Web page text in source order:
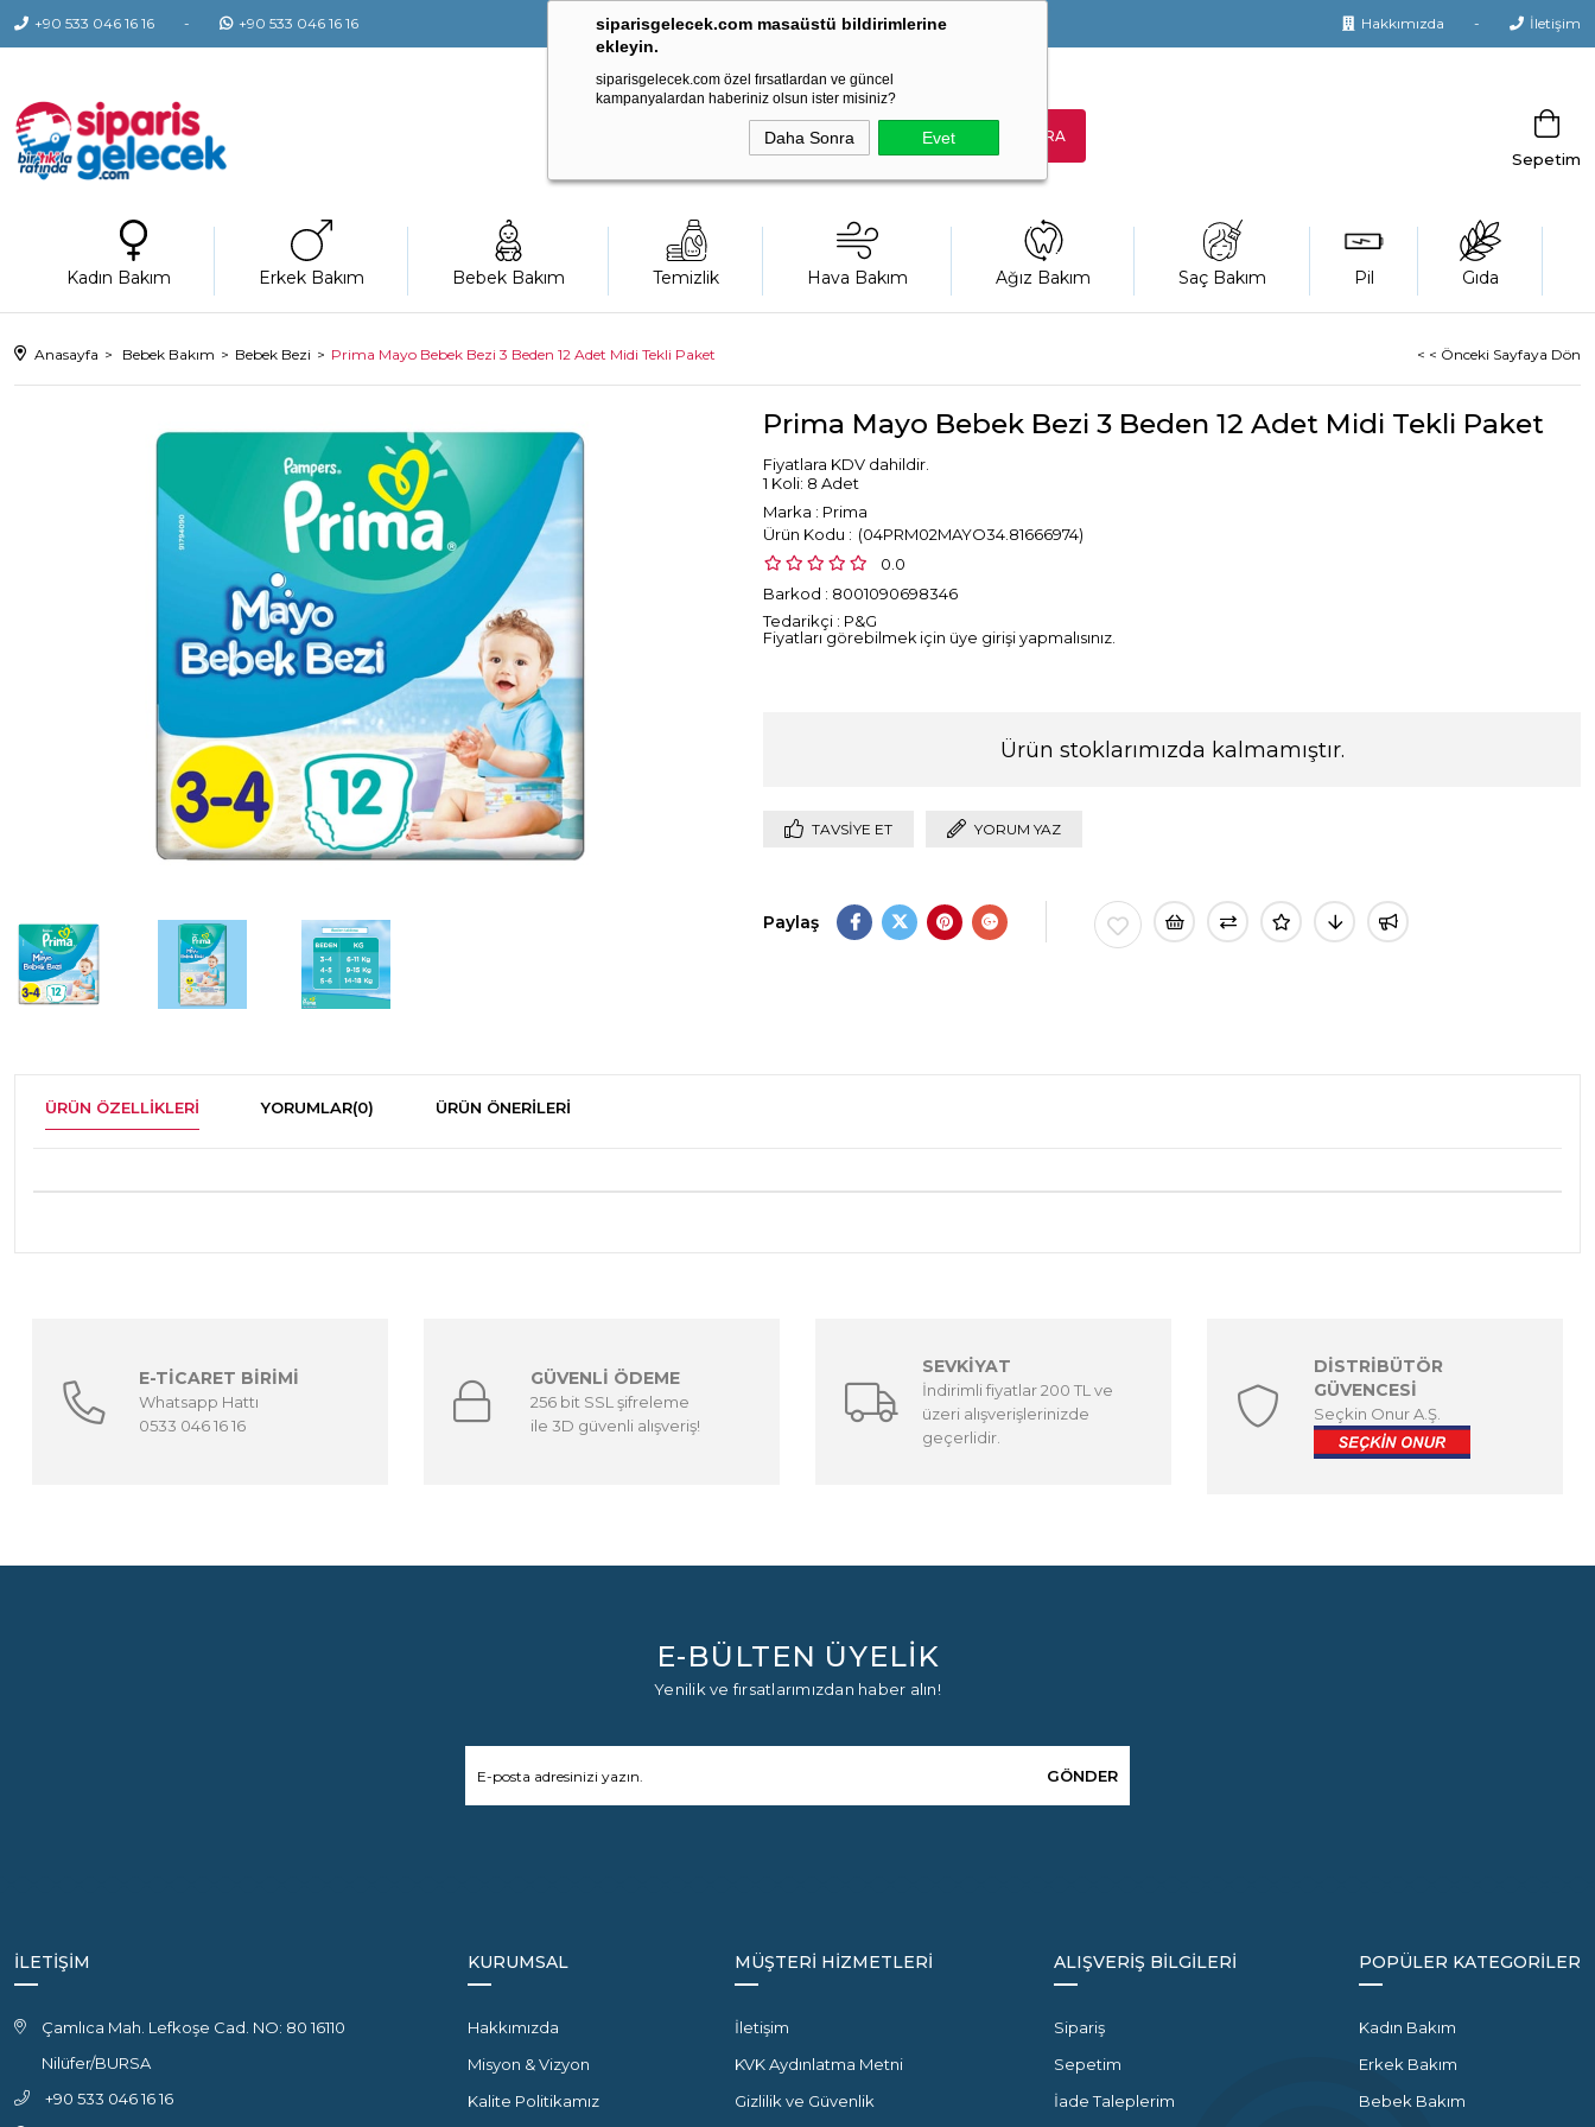
siparisgelecek.com masaüstü bildirimlerine
ekleyin.
siparisgelecek.com özel fırsatlardan ve güncel
kampanyalardan haberiniz olsun ister misiniz?
Daha Sonra Evet
+90 533 046 16 16 +90 533 046 16 16 Hakkımızda İletişim
Sepetim
Kadın Bakım Erkek Bakım Bebek Bakım Temizlik Hava Bakım Ağız Bakım Saç Bakım Pil Gıda
Anasayfa Bebek Bakım Bebek Bezi Prima Mayo Bebek Bezi 3 Beden 12 Adet Midi Tekli Paket < < Önceki Sayfaya Dön
Prima Mayo Bebek Bezi 3 Beden 12 Adet Midi Tekli Paket
Fiyatlara KDV dahildir.
1 Koli: 8 Adet
Marka : Prima
(04PRM02MAYO34.81666974)
0.0
Barkod : 8001090698346
Tedarikçi : P&G
Fiyatları görebilmek için üye girişi yapmalısınız.
Ürün stoklarımızda kalmamıştır.
TAVSIYE ET YORUM YAZ
Paylaş
ÜRÜN ÖZELLIKLERI YORUMLAR(0) ÜRÜN ÖNERILERI
E-TİCARET BİRİMİ
Whatsapp Hattı
0533 046 16 16
GÜVENLİ ÖDEME
256 bit SSL şifreleme
ile 3D güvenli alışveriş!
SEVKİYAT
İndirimli fiyatlar 200 TL ve
üzeri alışverişlerinizde
geçerlidir.
DİSTRİBÜTÖR
GÜVENCESİ
Seçkin Onur A.Ş.
E-BÜLTEN ÜYELİK
Yenilik ve fırsatlarımızdan haber alın!
GÖNDER
İLETİŞİM
Çamlıca Mah. Lefkoşe Cad. NO: 80 16110
Nilüfer/BURSA
+90 533 046 16 16
KURUMSAL
Hakkımızda
Misyon & Vizyon
Kalite Politikamız
MÜŞTERİ HİZMETLERİ
İletişim
KVK Aydınlatma Metni
Gizlilik ve Güvenlik
ALIŞVERİŞ BİLGİLERİ
Sipariş
Sepetim
İade Taleplerim
POPÜLER KATEGORİLER
Kadın Bakım
Erkek Bakım
Bebek Bakım